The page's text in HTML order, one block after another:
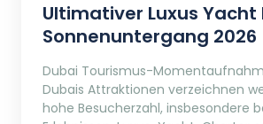
Ultimativer Luxus Yacht
Sonnenuntergang 2026
Dubai Tourismus-
Dubais Attraktionen verzeichnen
hohe Besucherzahl, insbesondere